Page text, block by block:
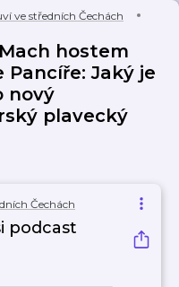
ve středních Čechách
hostem
Pancíře: Jaký je
nový
plavecký
Čechách
podcast